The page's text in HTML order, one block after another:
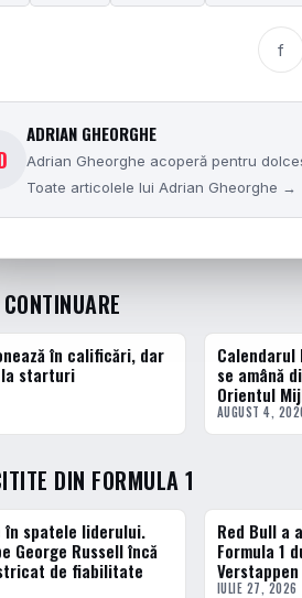
f
ADRIAN GHEORGHE
Adrian Gheorghe acoperă pentru
Toate articolele lui Adrian Gheorghe →
în calificări, dar
starturi
FORMULA 1
Calendarul
se amână
Orientul
AUGUST 4,
DIN FORMULA 1
în spatele liderului.
George Russell încă
de fiabilitate
2 · TOP
Red Bull a
Formula 1
IULIE 27, 2026